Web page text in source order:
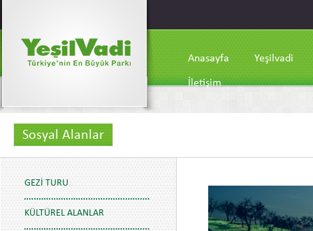
Anasayfa Yeşilvadi
İletişim
Sosyal Alanlar
GEZI TURU
KÜLTÜREL ALANLAR